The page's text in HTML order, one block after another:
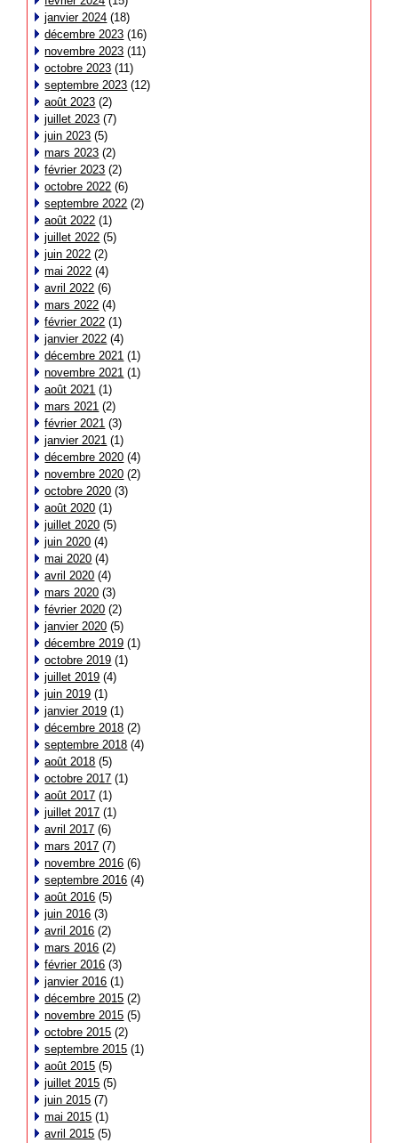
janvier 2024 (18)
décembre 2023 (16)
novembre 2023 (11)
octobre 2023 (11)
septembre 2023 (12)
août 2023 (2)
juillet 2023 (7)
juin 2023 (5)
mars 2023 (2)
février 2023 (2)
octobre 2022 (6)
septembre 2022 (2)
août 2022 (1)
juillet 2022 (5)
juin 2022 (2)
mai 2022 (4)
avril 2022 (6)
mars 2022 (4)
février 2022 (1)
janvier 2022 (4)
décembre 2021 (1)
novembre 2021 (1)
août 2021 (1)
mars 2021 (2)
février 2021 (3)
janvier 2021 (1)
décembre 2020 (4)
novembre 2020 (2)
octobre 2020 (3)
août 2020 (1)
juillet 2020 (5)
juin 2020 (4)
mai 2020 (4)
avril 2020 (4)
mars 2020 (3)
février 2020 (2)
janvier 2020 (5)
décembre 2019 (1)
octobre 2019 (1)
juillet 2019 (4)
juin 2019 (1)
janvier 2019 (1)
décembre 2018 (2)
septembre 2018 (4)
août 2018 (5)
octobre 2017 (1)
août 2017 (1)
juillet 2017 (1)
avril 2017 (6)
mars 2017 (7)
novembre 2016 (6)
septembre 2016 (4)
août 2016 (5)
juin 2016 (3)
avril 2016 (2)
mars 2016 (2)
février 2016 (3)
janvier 2016 (1)
décembre 2015 (2)
novembre 2015 (5)
octobre 2015 (2)
septembre 2015 (1)
août 2015 (5)
juillet 2015 (5)
juin 2015 (7)
mai 2015 (1)
avril 2015 (5)